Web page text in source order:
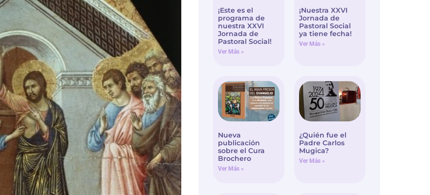
¡Este es el
programa de
nuestra XXVI
Jornada de
Pastoral Social!
Ver Más »
¡Nuestra XXVI
Jornada de
Pastoral Social
ya tiene fecha!
Ver Más »
Nueva
publicación
sobre el Cura
Brochero
Ver Más »
¿Quién fue el
Padre Carlos
Mugica?
Ver Más »